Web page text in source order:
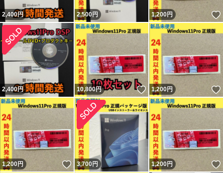
2,400円 2,500円 1,200円
2,400円 10,800円 いいね！
1,200円
1,200円 いいね！
3,700円 1,200円